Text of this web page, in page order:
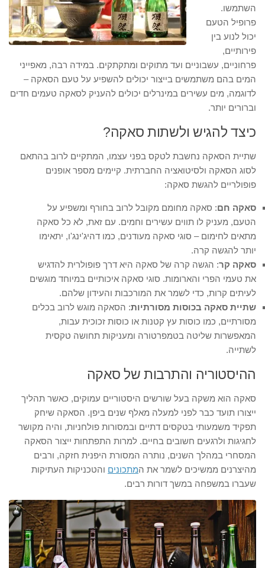
השתמשו.
פרופיל הטעם
יכול לנוע בין
פירותיים,
פרחוניים, עשבוניים ועד מתוקים ומתקתקים. במידה רבה, מאפייני
המים בהם משתמשים בייצור יכולים להשפיע על טעם הסאקה –
לדוגמה, מים עשירים במינרלים יכולים להעניק לסאקה טעמים חדים
וברורים יותר.
כיצד להגיש ולשתות סאקה?
שתיית הסאקה נחשבת לטקס בפני עצמו, המתקיים לרוב בהתאם
לסוג הסאקה ולסיטואציה החברתית. קיימים מספר אופנים
פופולריים להגשת סאקה:
סאקה חם: סאקה מחומם מקובל לרוב בחורף ומשפיע על
הטעם, מעניק לו תווים עשירים וחמים. עם זאת, לא כל סאקה
מתאים לחימום – סוגי סאקה מעודנים, כמו דהיג'ינג'ו, יתאימו
יותר להגשה קרה.
סאקה קר: הגשה קרה של סאקה היא דרך פופולרית להדגיש
את טעמי הפרי והארומות. סוגי סאקה איכותיים במיוחד מוגשים
לעיתים קרות, כדי לשמר את המורכבות והעידון שלהם.
שתיית סאקה בכוסות מסורתיות: הסאקה מוגש לרוב בכלים
מסורתיים, כמו כוסות עץ קטנות או כוסות זכוכית עבות,
המאפשרות שליטה בטמפרטורה ומעניקות תחושה טקסית
לשתייה.
ההיסטוריה והתרבות של סאקה
סאקה הוא משקה בעל שורשים היסטוריים עמוקים, כאשר תהליך
ייצורו תועד כבר לפני למעלה מאלף שנים ביפן. הסאקה שיחק
תפקיד משמעותי בטקסים דתיים ובמסורות פולחניות, והיה מקושר
לחגיגות ולרגעים חשובים בחיים. למרות התפתחות ייצור הסאקה
המסחרי במהלך השנים, נותרה המסורת היפנית חזקה, ורבים
מהיצרנים ממשיכים לשמר את המתכונים והטכניקות העתיקות
שעברו במשפחה במשך דורות רבים.